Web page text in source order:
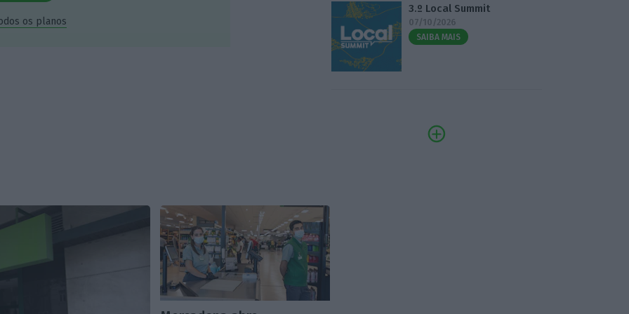
os planos
3.º Local Summit
07/10/2026
SAIBA MAIS